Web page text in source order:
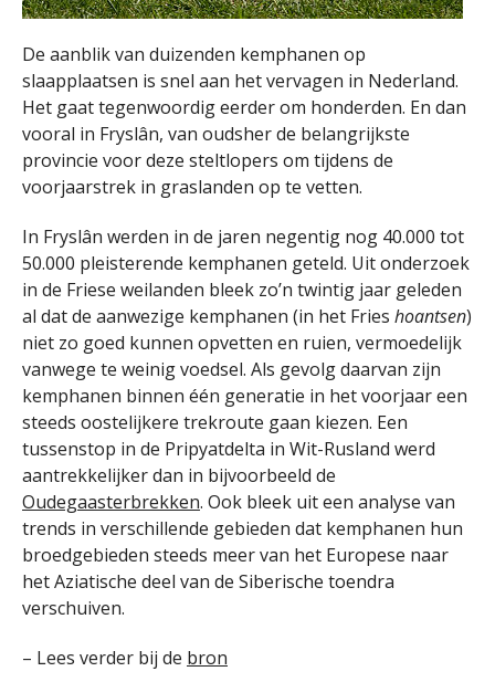
De aanblik van duizenden kemphanen op
slaapplaatsen is snel aan het vervagen in Nederland.
Het gaat tegenwoordig eerder om honderden. En dan
vooral in Fryslân, van oudsher de belangrijkste
provincie voor deze steltlopers om tijdens de
voorjaarstrek in graslanden op te vetten.
In Fryslân werden in de jaren negentig nog 40.000 tot
50.000 pleisterende kemphanen geteld. Uit onderzoek
in de Friese weilanden bleek zo’n twintig jaar geleden
al dat de aanwezige kemphanen (in het Fries hoantsen)
niet zo goed kunnen opvetten en ruien, vermoedelijk
vanwege te weinig voedsel. Als gevolg daarvan zijn
kemphanen binnen één generatie in het voorjaar een
steeds oostelijkere trekroute gaan kiezen. Een
tussenstop in de Pripyatdelta in Wit-Rusland werd
aantrekkelijker dan in bijvoorbeeld de
Oudegaasterbrekken. Ook bleek uit een analyse van
trends in verschillende gebieden dat kemphanen hun
broedgebieden steeds meer van het Europese naar
het Aziatische deel van de Siberische toendra
verschuiven.
– Lees verder bij de bron